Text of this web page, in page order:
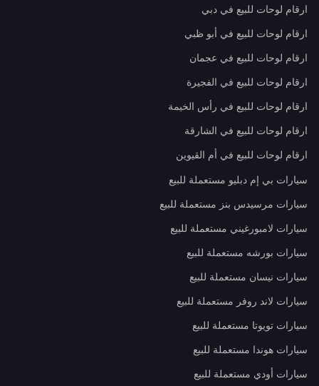
ارقام لوحات للبيع في دبي
ارقام لوحات للبيع في أبو ظبي
ارقام لوحات للبيع في عجمان
ارقام لوحات للبيع في الفجيرة
ارقام لوحات للبيع في رأس الخيمة
ارقام لوحات للبيع في الشارقة
ارقام لوحات للبيع في أم القيوين
سيارات بي إم دبليو مستعملة للبيع
سيارات مرسيدس بنز مستعملة للبيع
سيارات لامبورغيني مستعملة للبيع
سيارات بورشه مستعملة للبيع
سيارات نيسان مستعملة للبيع
سيارات لاند روفر مستعملة للبيع
سيارات تويوتا مستعملة للبيع
سيارات هوندا مستعملة للبيع
سيارات أودي مستعملة للبيع